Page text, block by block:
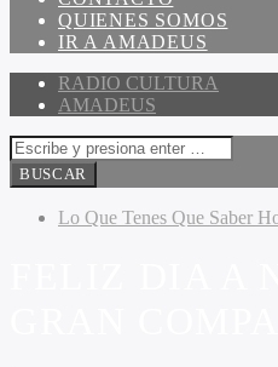
QUIENES SOMOS
IR A AMADEUS
RADIO CULTURA
AMADEUS
Lo Que Tenes Que Saber